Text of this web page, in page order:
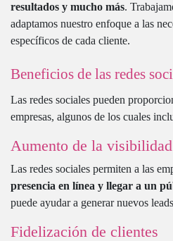
resultados y mucho más.
adaptamos nuestro enfoque a las
específicos de cada cliente.
Beneficios de las redes
Las redes sociales pueden
empresas, algunos de los cuales
Aumento de la visibilidad
Las redes sociales permiten a las
presencia en línea y llegar a un
puede ayudar a generar nuevos
Fidelización de clientes